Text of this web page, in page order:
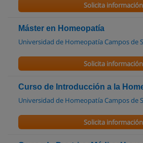
Solicita información
Máster en Homeopatía
Universidad de Homeopatía Campos de
Solicita información
Curso de Introducción a la
Universidad de Homeopatía Campos de
Solicita información